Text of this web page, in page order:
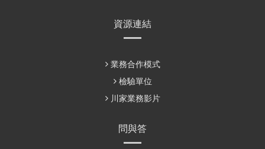
資源連結
業務合作模式
檢驗單位
川家業務影片
問與答